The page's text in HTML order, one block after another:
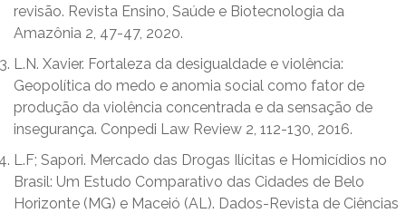
revisão. Revista Ensino, Saúde e Biotecnologia da
Amazônia 2, 47-47, 2020.
L.N. Xavier. Fortaleza da desigualdade e violência:
Geopolítica do medo e anomia social como fator de
produção da violência concentrada e da sensação de
insegurança. Conpedi Law Review 2, 112-130, 2016.
L.F; Sapori. Mercado das Drogas Ilícitas e Homicídios no
Brasil: Um Estudo Comparativo das Cidades de Belo
Horizonte (MG) e Maceió (AL). Dados-Revista de Ciências